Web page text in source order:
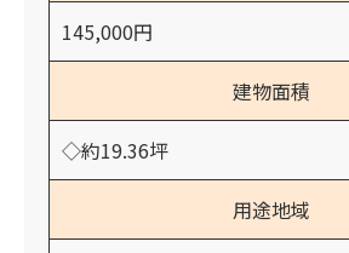
145,000円
建物面積
◇約19.36坪
用途地域